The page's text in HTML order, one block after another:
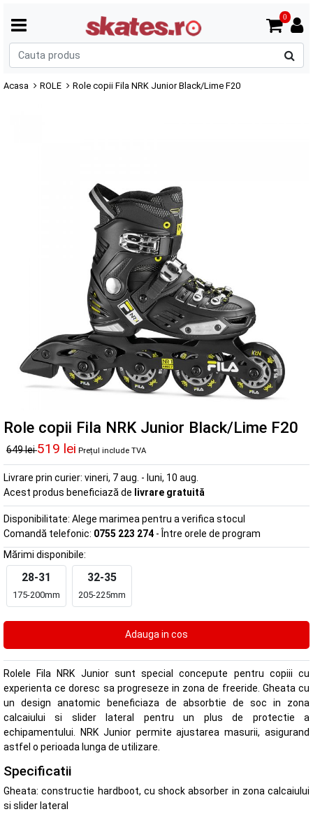
0
Acasa ROLE Role copii Fila NRK Junior Black/Lime F20
Role copii Fila NRK Junior Black/Lime F20
649 lei519 lei Prețul include TVA
Livrare prin curier: vineri, 7 aug. - luni, 10 aug.
Acest produs beneficiază de livrare gratuită
Disponibilitate: Alege marimea pentru a verifica stocul
Comandă telefonic: 0755 223 274 - Între orele de program
Mărimi disponibile:
28-31
175-200mm
32-35
205-225mm
Rolele Fila NRK Junior sunt special concepute pentru copiii cu
experienta ce doresc sa progreseze in zona de freeride. Gheata cu
un design anatomic beneficiaza de absorbtie de soc in zona
calcaiului si slider lateral pentru un plus de protectie a
echipamentului. NRK Junior permite ajustarea masurii, asigurand
astfel o perioada lunga de utilizare.
Specificatii
Gheata: constructie hardboot, cu shock absorber in zona calcaiului
si slider lateral